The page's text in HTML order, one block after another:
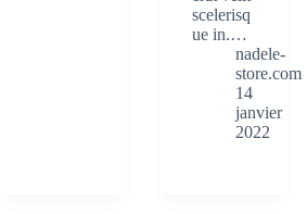
scelerisq
ue in.…
nadele-
store.com
14
janvier
2022